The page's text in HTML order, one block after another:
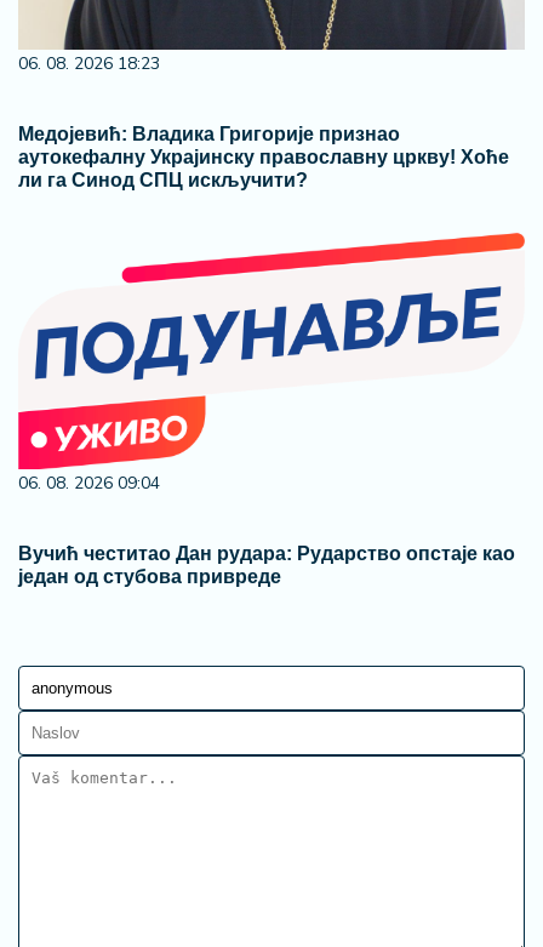
06. 08. 2026 18:23
Медојевић: Владика Григорије признао
аутокефалну Украјинску православну цркву! Хоће
ли га Синод СПЦ искључити?
06. 08. 2026 09:04
Вучић честитао Дан рудара: Рударство опстаје као
један од стубова привреде